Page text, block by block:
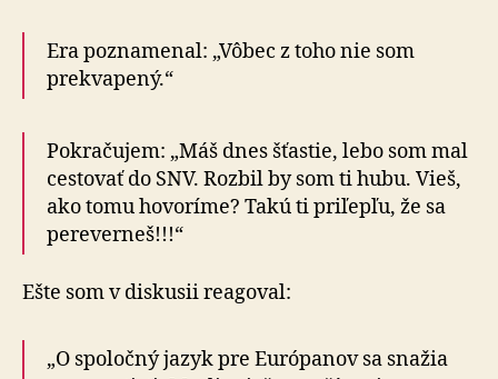
Era poznamenal: „Vôbec z toho nie som
prekva­pený.“
Pokračujem: „Máš dnes šťastie, lebo som mal
cestovať do SNV. Rozbil by som ti hubu. Vieš,
ako tomu ho­vo­ríme? Takú ti pri­ľepľu, že sa
pere­verneš!!!“
Ešte som v diskusii reagoval:
„O spoločný jazyk pre Euró­panov sa snažia